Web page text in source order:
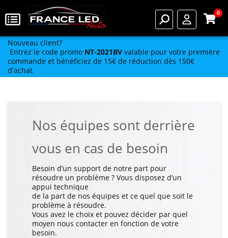
0
Nouveau client?
Entrez le code promo NT-2021BV valable pour votre première
commande et bénéficiez de 15€ de réduction dès 150€
d'achat.
Nos équipes sont derrière
vous en cas de besoin
Besoin d’un support de notre part pour
résoudre un problème ? Vous disposez d’un
appui technique
de la part de nos équipes et ce quel que soit le
problème à résoudre.
Vous avez le choix et pouvez décider par quel
moyen nous contacter en fonction de votre
besoin.